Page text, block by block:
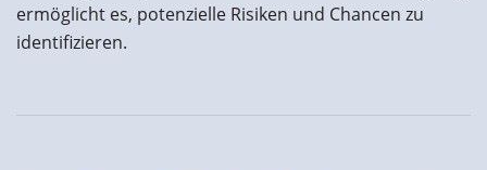
ermöglicht es, potenzielle Risiken und Chancen zu
identifizieren.